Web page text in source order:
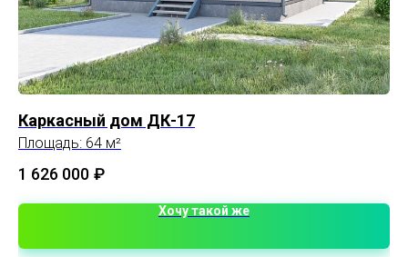
Каркасный дом ДК-17
Площадь: 64 м²
1 626 000 ₽
Хочу такой же